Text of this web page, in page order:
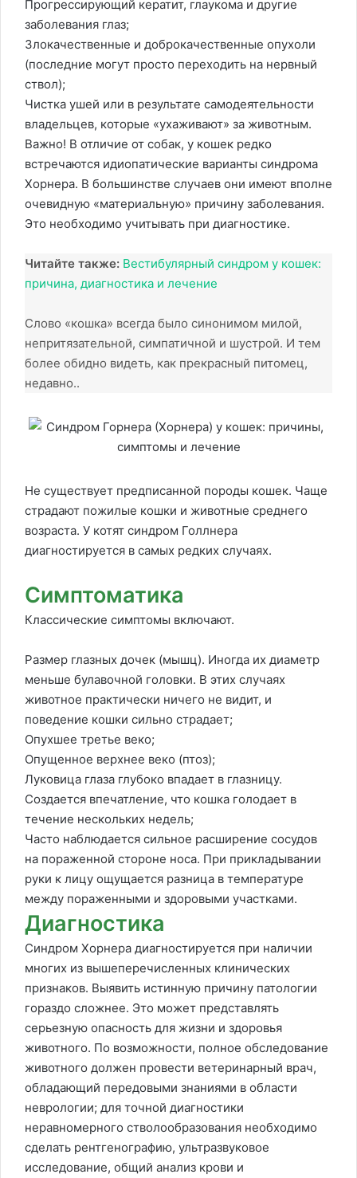
Прогрессирующий кератит, глаукома и другие
заболевания глаз;
Злокачественные и доброкачественные опухоли
(последние могут просто переходить на нервный
ствол);
Чистка ушей или в результате самодеятельности
владельцев, которые «ухаживают» за животным.
Важно! В отличие от собак, у кошек редко
встречаются идиопатические варианты синдрома
Хорнера. В большинстве случаев они имеют вполне
очевидную «материальную» причину заболевания.
Это необходимо учитывать при диагностике.
Читайте также: Вестибулярный синдром у кошек:
причина, диагностика и лечение
Слово «кошка» всегда было синонимом милой,
непритязательной, симпатичной и шустрой. И тем
более обидно видеть, как прекрасный питомец,
недавно..
Не существует предписанной породы кошек. Чаще
страдают пожилые кошки и животные среднего
возраста. У котят синдром Голлнера
диагностируется в самых редких случаях.
Симптоматика
Классические симптомы включают.
Размер глазных дочек (мышц). Иногда их диаметр
меньше булавочной головки. В этих случаях
животное практически ничего не видит, и
поведение кошки сильно страдает;
Опухшее третье веко;
Опущенное верхнее веко (птоз);
Луковица глаза глубоко впадает в глазницу.
Создается впечатление, что кошка голодает в
течение нескольких недель;
Часто наблюдается сильное расширение сосудов
на пораженной стороне носа. При прикладывании
руки к лицу ощущается разница в температуре
между пораженными и здоровыми участками.
Диагностика
Синдром Хорнера диагностируется при наличии
многих из вышеперечисленных клинических
признаков. Выявить истинную причину патологии
гораздо сложнее. Это может представлять
серьезную опасность для жизни и здоровья
животного. По возможности, полное обследование
животного должен провести ветеринарный врач,
обладающий передовыми знаниями в области
неврологии; для точной диагностики
неравномерного стволообразования необходимо
сделать рентгенографию, ультразвуковое
исследование, общий анализ крови и